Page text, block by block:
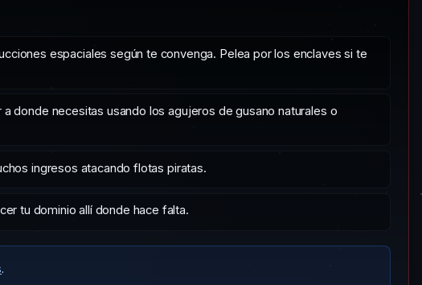
espaciales según te convenga. Pelea por los enclaves si te
donde necesitas usando los agujeros de gusano naturales o
ingresos atacando flotas piratas.
tu dominio allí donde hace falta.
.